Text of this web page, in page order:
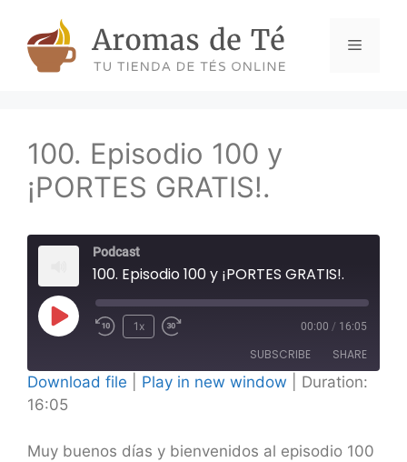
content
Menu
100. Episodio 100 y
¡PORTES GRATIS!.
Podcast
100. Episodio 100 y ¡PORTES GRATIS!.
Play
1x 00:00 / 16:05
SUBSCRIBE SHARE
SHARE
LINK
Download file Play in new window
Duration:
16:05
Muy buenos días y bienvenidos al episodio 100